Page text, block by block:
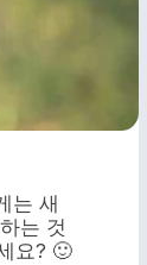
는 새
는 것
요? 🙂